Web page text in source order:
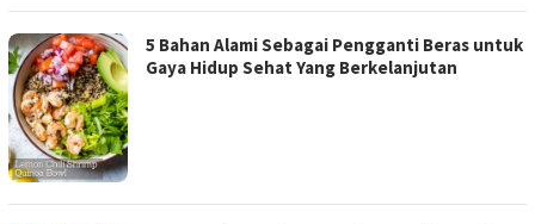
5 Bahan Alami Sebagai Pengganti Beras untuk
Gaya Hidup Sehat Yang Berkelanjutan